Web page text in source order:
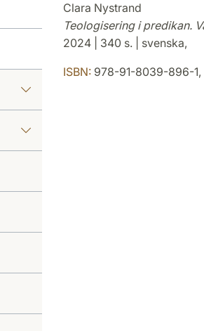
Clara Nystrand
Teologisering i predikan.
2024 | 340 s. | svenska,
ISBN:978-91-8039-896-